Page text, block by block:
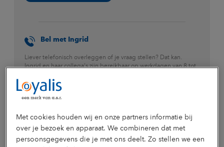
Bel met Ingrid
Liever telefonisch overleggen of je vraag stellen? Dat kan.
Ingrid en haar collega's zijn bereikbaar op werkdagen van 8 tot
Bel met Ingrid
Met cookies houden wij en onze partners informatie bij
over je bezoek en apparaat. We combineren dat met
persoonsgegevens die je met ons deelt. Zo stellen we een